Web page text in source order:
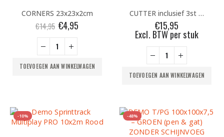
CORNERS 23x23x2cm
€14,95 Oorspronkelijke
prijs
was:
€14,95.
€4,95
TOEVOEGEN AAN WINKELWAGEN
CUTTER inclusief 3st HAAKMESSEN
€15,95
Excl. BTW per stuk
TOEVOEGEN AAN WINKELWAGEN
-10% -48%